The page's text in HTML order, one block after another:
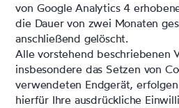
von Google Analytics 4
die Dauer von zwei Monaten
anschließend gelöscht.
Alle vorstehend beschriebenen
insbesondere das Setzen von
verwendeten Endgerät,
hierfür Ihre ausdrückliche